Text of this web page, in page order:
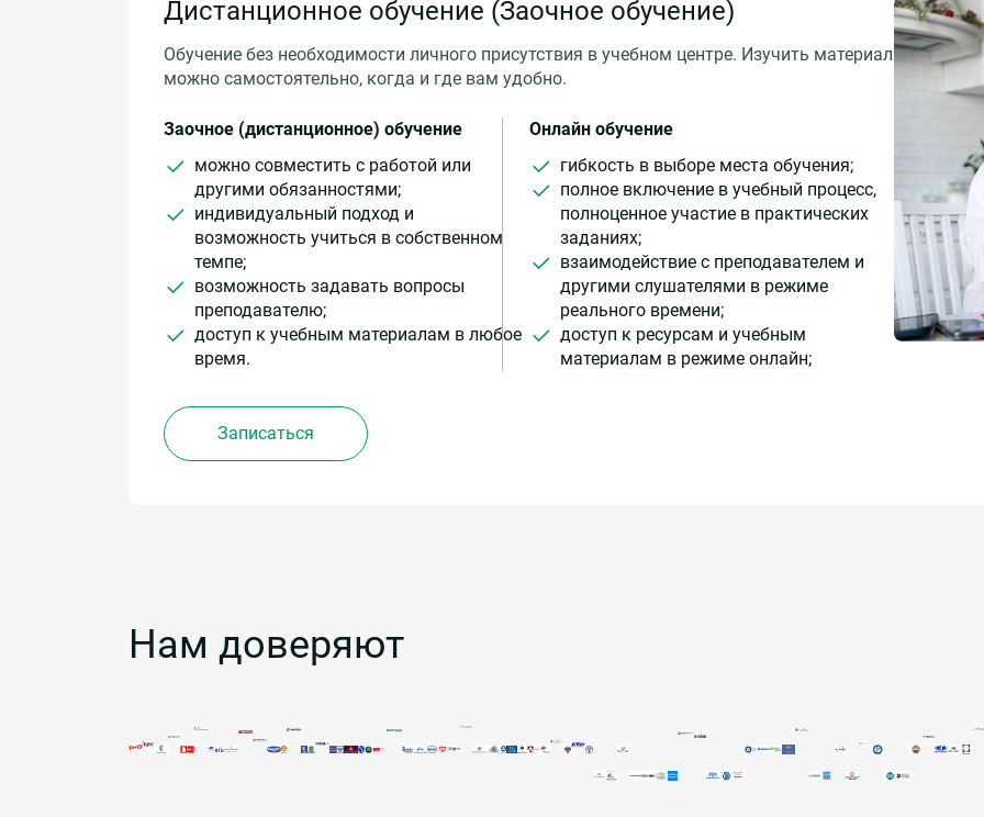
Дистанционное обучение (Заочное обучение)
Обучение без необходимости личного присутствия в учебном центре. Изучить материал
можно самостоятельно, когда и где вам удобно.
Заочное (дистанционное) обучение
можно совместить с работой или
другими обязанностями;
индивидуальный подход и
возможность учиться в собственном
темпе;
возможность задавать вопросы
преподавателю;
доступ к учебным материалам в любое
время.
Онлайн обучение
гибкость в выборе места обучения;
полное включение в учебный процесс,
полноценное участие в практических
заданиях;
взаимодействие с преподавателем и
другими слушателями в режиме
реального времени;
доступ к ресурсам и учебным
материалам в режиме онлайн;
Записаться
Нам доверяют